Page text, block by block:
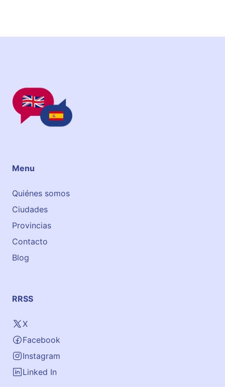
Menu
Quiénes somos
Ciudades
Provincias
Contacto
Blog
RRSS
X
Facebook
Instagram
Linked In